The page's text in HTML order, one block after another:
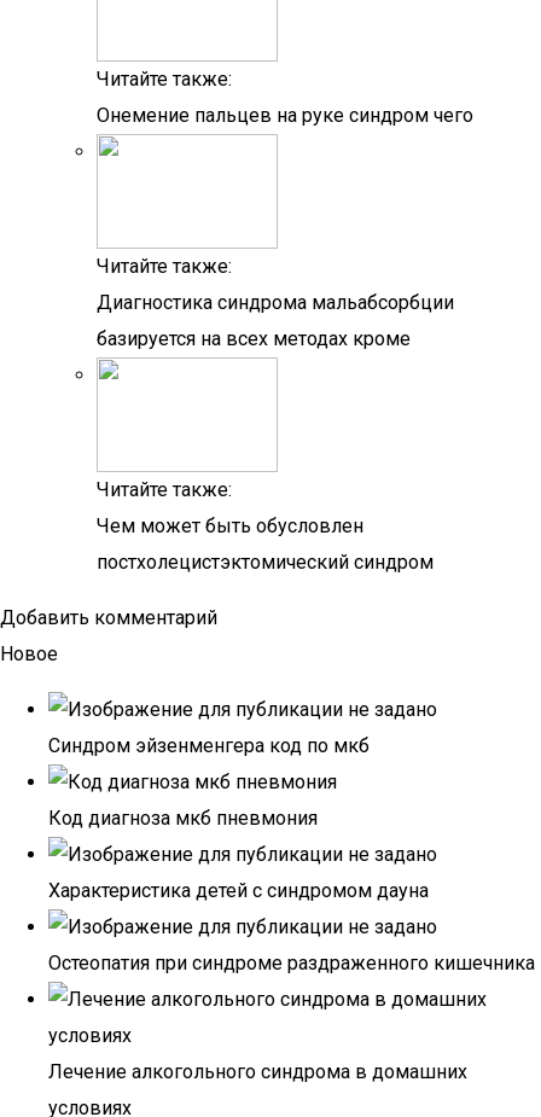
Читайте также:
Онемение пальцев на руке синдром чего
Читайте также:
Диагностика синдрома мальабсорбции
базируется на всех методах кроме
Читайте также:
Чем может быть обусловлен
постхолецистэктомический синдром
Добавить комментарий
Новое
Синдром эйзенменгера код по мкб
Код диагноза мкб пневмония
Характеристика детей с синдромом дауна
Остеопатия при синдроме раздраженного кишечника
Лечение алкогольного синдрома в домашних
условиях